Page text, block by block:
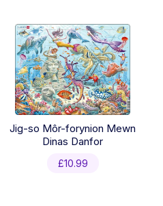
Jig-so Môr-forynion Mewn
Dinas Danfor
£10.99